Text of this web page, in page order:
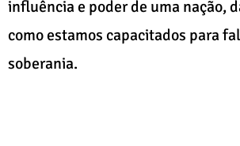
influência e poder de uma nação,
como estamos capacitados para
soberania.